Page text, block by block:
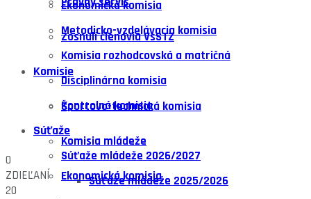
Ekonomická komisia
Metodicko-vzdelávacia komisia
Komisia rozhodcovská a matričná
Disciplinárna komisia
Kontrolná komisia
Súťaže
Súťaže mládeže 2026/2027
Súťaže mládeže 2025/2026
Zosnulí členovia VsSTZ
Komisie
Športovo-technická komisia
Komisia mládeže
Ekonomická komisia
0
ZDIEĽANÍ
20